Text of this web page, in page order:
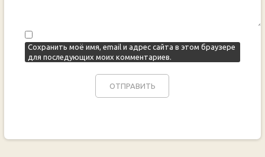
Сохранить моё имя, email и адрес сайта в этом браузере
для последующих моих комментариев.